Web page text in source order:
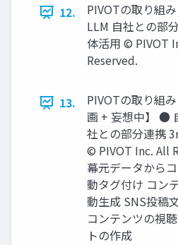
12.
PIVOTの取り組
LLM 自社との部
体活用 ©︎ PIVOT
Reserved.
13.
PIVOTの取り組
画 + 妄想中】
社との部分連携
©︎ PIVOT Inc. All
幕元データから
動タグ付け コン
動生成 SNS投稿
コンテンツの視
トの作成